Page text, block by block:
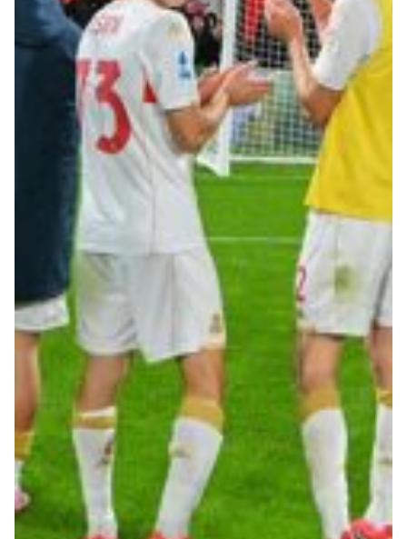
Robe di Kappa x Genoa
Vintage Collection
Red&Blue Voices
Accessori
Party
Outlet
Caffè Boasi x Genoa
Helan x Genoa
Isolani x Genoa